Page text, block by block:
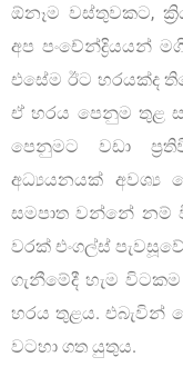
ඕනෑම වස්තුවකට,
අප පංචේන්ද්‍රියයන්
එසේම ඊට හරයක්ද
ඒ හරය පෙනුම තුළ
පෙනුමට වඩා
අධ්‍යයනයක් අවශ්‍ය
සමපාත වන්නේ නම්
වරක් එංගල්ස්
ගැනීමේදී හැම
හරය තුළය. එබැවින්
වටහා ගත යුතුය.